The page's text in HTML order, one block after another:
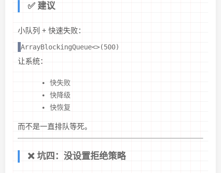
✅ 建议
小队列 + 快速失败：
ArrayBlockingQueue<>(500)
让系统：
快失败
快降级
快恢复
而不是一直排队等死。
❌ 坑四：没设置拒绝策略